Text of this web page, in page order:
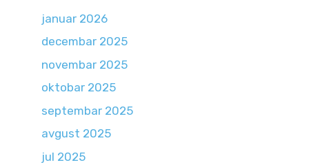
januar 2026
decembar 2025
novembar 2025
oktobar 2025
septembar 2025
avgust 2025
jul 2025